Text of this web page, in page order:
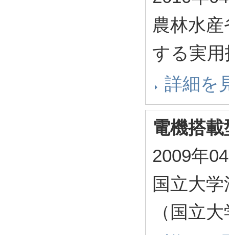
農林水
する実
詳細を
電機搭
2009年
国立大
（国立